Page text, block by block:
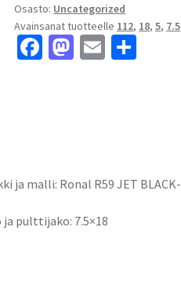
Osasto: Uncategorized
Avainsanat tuotteelle 112, 18,5, 7.5
Fa
k
M E
ja malli: Ronal R59 JET
ja pulttijako: 7.5×18